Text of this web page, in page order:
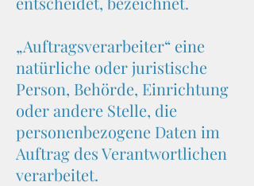
„Auftragsverarbeiter“ eine
natürliche oder juristische
Person, Behörde, Einrichtung
oder andere Stelle, die
personenbezogene Daten im
Auftrag des Verantwortlichen
verarbeitet.